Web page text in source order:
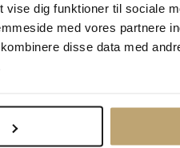
dig funktioner til sociale
med vores partnere
disse data med
øreringe (1 stk. af hver)
sta7000-65
264,00 kr